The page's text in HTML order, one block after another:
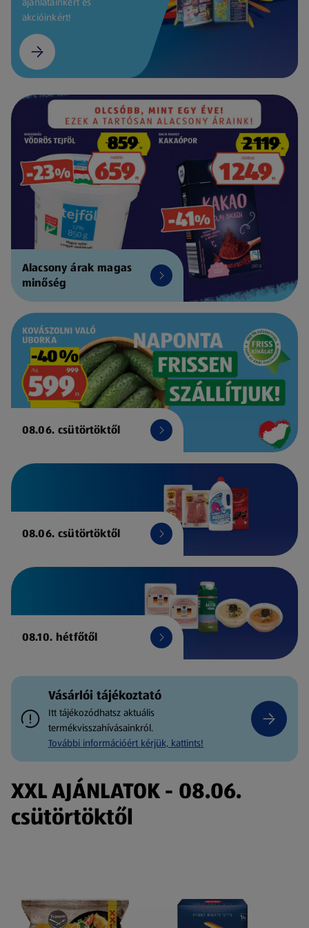
akcióinkért!
Alacsony árak magas
minőség
08.06. csütörtöktől
08.06. csütörtöktől
08.10. hétfőtől
Vásárlói tájékoztató
Itt tájékozódhatsz aktuális
termékvisszahívásainkról.
További információért kérjük, kattints!
XXL AJÁNLATOK - 08.06.
csütörtöktől